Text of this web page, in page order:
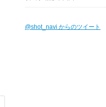
@shot_navi からのツイート